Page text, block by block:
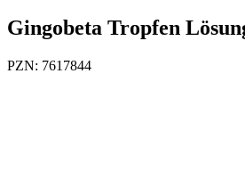
Gingobeta Tropfen
PZN: 7617844